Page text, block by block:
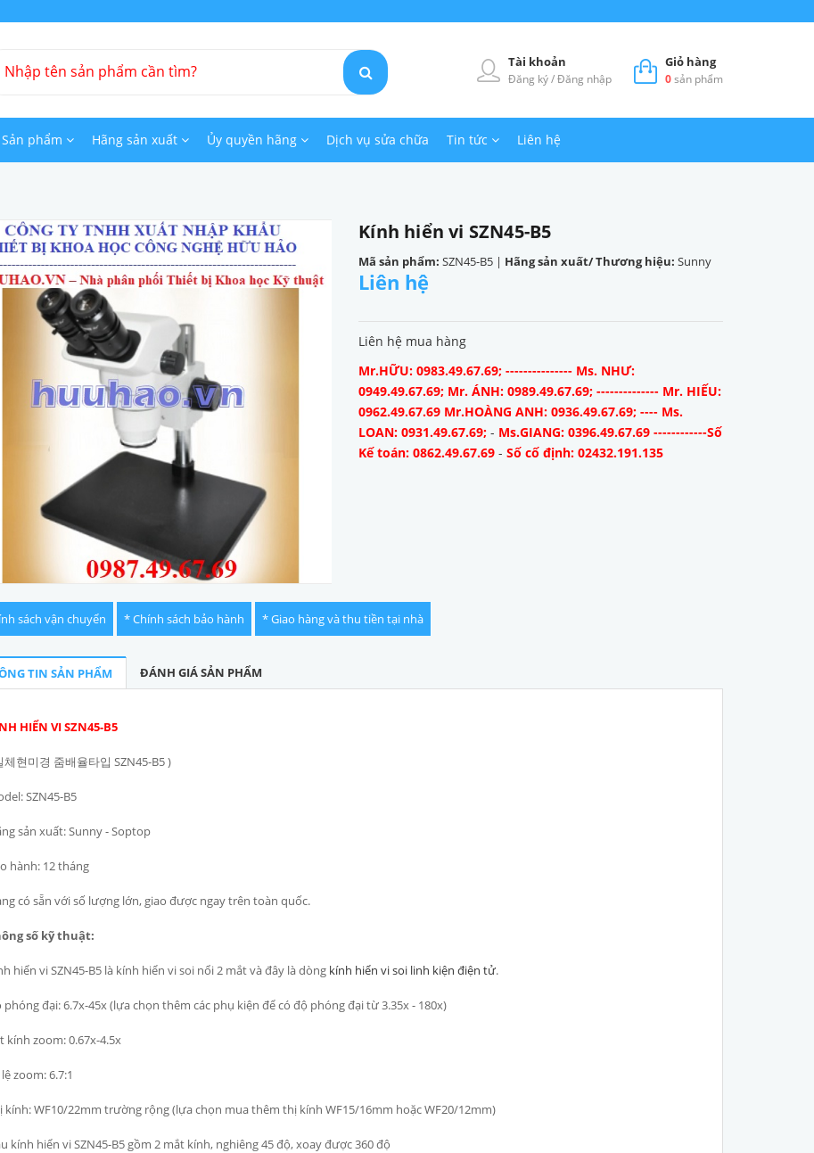
Giỏ hàng
0sản phẩm
Tài khoản
Đăng ký/Đăng nhập
Sản phẩm Hãng sản xuất Ủy quyền hãng Dịch vụ sửa chữa Tin tức Liên hệ
Kính hiển vi SZN45-B5
Mã sản phẩm:SZN45-B5 | Hãng sản xuất/ Thương hiệu:Sunny
Liên hệ
Liên hệ mua hàng
Mr.HỮU: 0983.49.67.69; --------------- Ms. NHƯ:
0949.49.67.69; Mr. ÁNH: 0989.49.67.69; -------------- Mr. HIẾU:
0962.49.67.69 Mr.HOÀNG ANH: 0936.49.67.69; ---- Ms.
LOAN: 0931.49.67.69; - Ms.GIANG: 0396.49.67.69 ------------Số
Kế toán: 0862.49.67.69 -Số cố định: 02432.191.135
sách vận chuyển * Chính sách bảo hành * Giao hàng và thu tiền tại nhà
TIN SẢN PHẨM ĐÁNH GIÁ SẢN PHẨM
HIỂN VI SZN45-B5
체현미경 줌배율타입 SZN45-B5 )
SZN45-B5
sản xuất: Sunny - Soptop
hành: 12 tháng
có sẵn với số lượng lớn, giao được ngay trên toàn quốc.
số kỹ thuật:
hiển vi SZN45-B5 là kính hiển vi soi nổi 2 mắt và đây là dòng kính hiển vi soi linh kiện điện tử.
phóng đại: 6.7x-45x (lựa chọn thêm các phụ kiện để có độ phóng đại từ 3.35x - 180x)
kính zoom: 0.67x-4.5x
zoom: 6.7:1
kính: WF10/22mm trường rộng (lựa chọn mua thêm thị kính WF15/16mm hoặc WF20/12mm)
kính hiển vi SZN45-B5 gồm 2 mắt kính, nghiêng 45 độ, xoay được 360 độ